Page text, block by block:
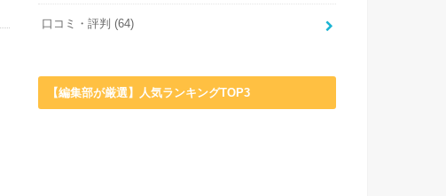
口コミ・評判 (64)
【編集部が厳選】人気ランキングTOP3